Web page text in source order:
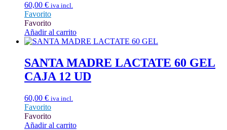
60,00 € iva incl.
Favorito
Favorito
Añadir al carrito
SANTA MADRE LACTATE 60 GEL
CAJA 12 UD
60,00 € iva incl.
Favorito
Favorito
Añadir al carrito